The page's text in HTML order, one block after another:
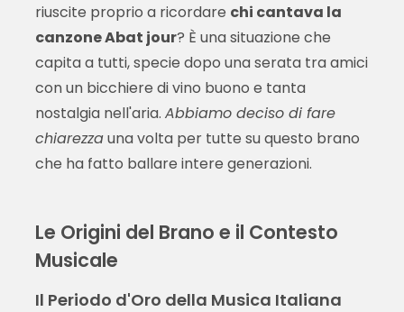
riuscite proprio a ricordare chi cantava la
canzone Abat jour? È una situazione che
capita a tutti, specie dopo una serata tra amici
con un bicchiere di vino buono e tanta
nostalgia nell'aria. Abbiamo deciso di fare
chiarezzauna volta per tutte su questo brano
che ha fatto ballare intere generazioni.
Le Origini del Brano e il Contesto
Musicale
Il Periodo d'Oro della Musica Italiana